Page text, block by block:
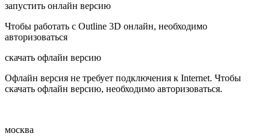
запустить онлайн версию
Чтобы работать с Outline 3D онлайн, необходимо
авторизоваться
скачать офлайн версию
Офлайн версия не требует подключения к Internet. Чтобы
скачать офлайн версию, необходимо авторизоваться.
москва